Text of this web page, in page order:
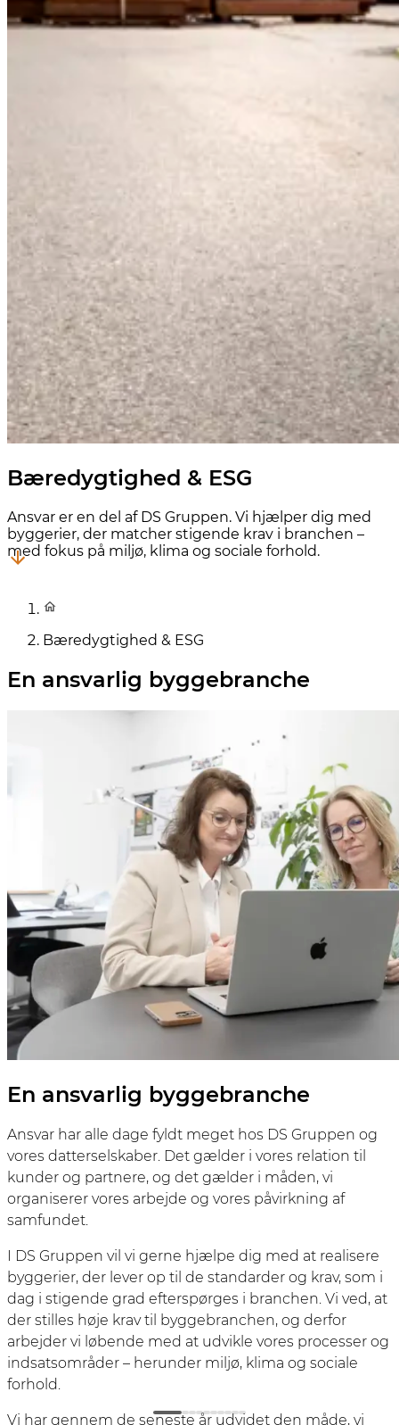
Bæredygtighed & ESG
Ansvar er en del af DS Gruppen. Vi hjælper dig med
byggerier, der matcher stigende krav i branchen –
med fokus på miljø, klima og sociale forhold.
Bæredygtighed & ESG
En ansvarlig byggebranche
En ansvarlig byggebranche
Ansvar har alle dage fyldt meget hos DS Gruppen og
vores datterselskaber. Det gælder i vores relation til
kunder og partnere, og det gælder i måden, vi
organiserer vores arbejde og vores påvirkning af
samfundet.
I DS Gruppen vil vi gerne hjælpe dig med at realisere
byggerier, der lever op til de standarder og krav, som i
dag i stigende grad efterspørges i branchen. Vi ved, at
der stilles høje krav til byggebranchen, og derfor
arbejder vi løbende med at udvikle vores processer og
indsatsområder – herunder miljø, klima og sociale
forhold.
Vi har gennem de seneste år udvidet den måde, vi